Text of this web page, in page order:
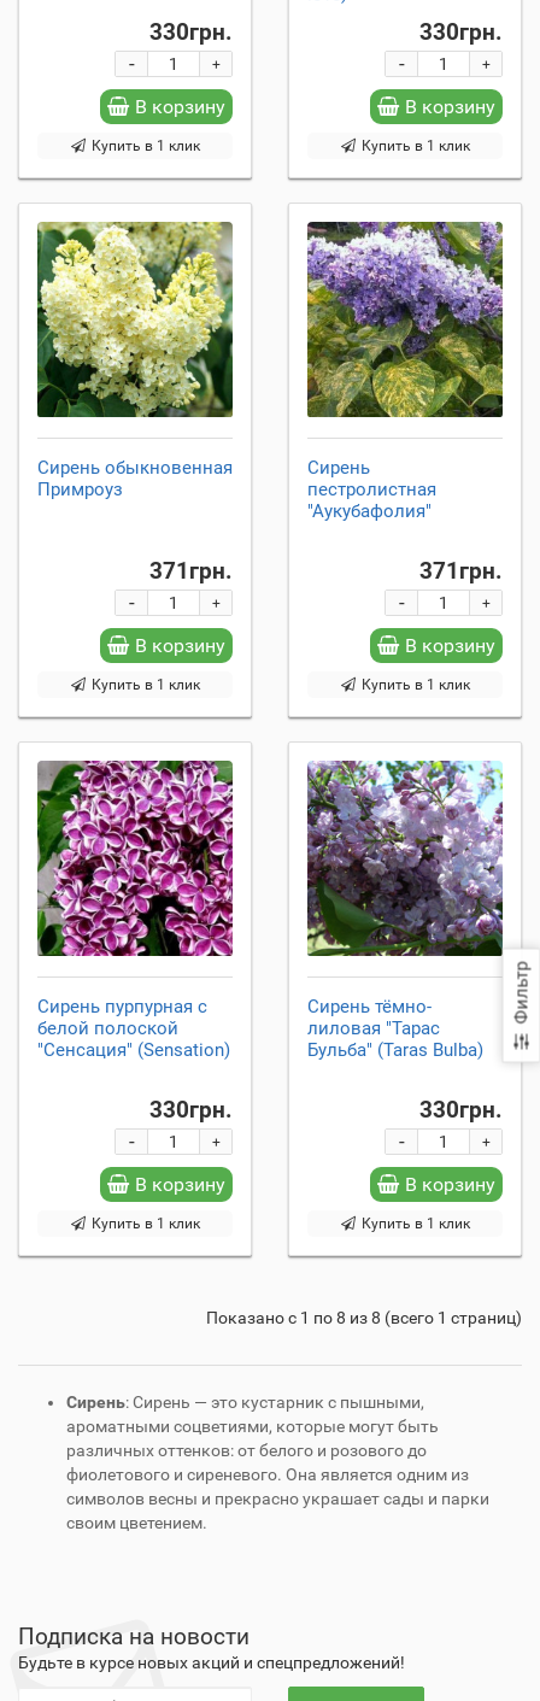
Фильтр
330грн.
+
-
В корзину
Купить в 1 клик
330грн.
+
-
В корзину
Купить в 1 клик
Сирень обыкновенная
Примроуз
371грн.
+
-
В корзину
Купить в 1 клик
Сирень
пестролистная
"Аукубафолия"
371грн.
+
-
В корзину
Купить в 1 клик
Сирень пурпурная с
белой полоской
"Сенсация" (Sensation)
330грн.
+
-
В корзину
Купить в 1 клик
Сирень тёмно-
лиловая "Тарас
Бульба" (Taras Bulba)
330грн.
+
-
В корзину
Купить в 1 клик
Показано с 1 по 8 из 8 (всего 1 страниц)
Сирень: Сирень — это кустарник с пышными,
ароматными соцветиями, которые могут быть
различных оттенков: от белого и розового до
фиолетового и сиреневого. Она является одним из
символов весны и прекрасно украшает сады и парки
своим цветением.
Подписка на новости
Будьте в курсе новых акций и спецпредложений!